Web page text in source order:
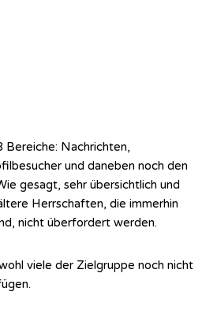
Bereiche: Nachrichten,
und daneben noch den
gesagt, sehr übersichtlich und
Herrschaften, die immerhin
nicht überfordert werden.
viele der Zielgruppe noch nicht